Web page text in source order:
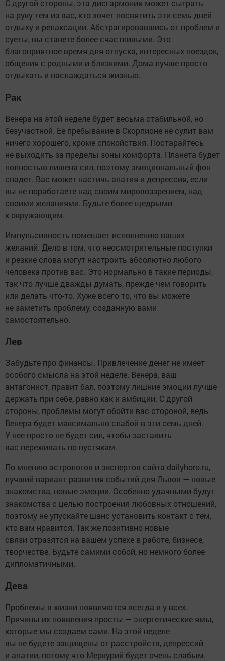
С другой стороны, эта дисгармония может сыграть
на руку тем из вас, кто хочет посвятить эти семь дней
отдыху и релаксации. Абстрагировавшись от проблем и
суеты, вы станете более счастливыми. Это
благоприятное время для отпуска, интересных поездок,
общения с родными и близкими. Дома лучше просто
отдыхать и наслаждаться жизнью.
Рак
Венера на этой неделе будет весьма стабильной, но
безучастной. Ее пребывание в Скорпионе не сулит вам
ничего хорошего, кроме спокойствия. Постарайтесь
не выходить за пределы зоны комфорта. Планета будет
полностью лишена сил, поэтому эмоциональный фон
спадет. Вас может настичь апатия и депрессия, если
вы не поработаете над своим мировоззрением, над
своими желаниями. Будьте более щедрыми
к окружающим.
Импульсивность помешает исполнению ваших
желаний. Дело в том, что неосмотрительные поступки
и резкие слова могут настроить абсолютно любого
человека против вас. Это нормально в такие периоды,
так что лучше дважды думать, прежде чем говорить
или делать что-то. Хуже всего то, что вы можете
не заметить проблему, созданную вами
самостоятельно.
Лев
Забудьте про финансы. Привлечение денег не имеет
особого смысла на этой неделе. Венера, ваш
антагонист, правит бал, поэтому лишние эмоции лучше
держать при себе, равно как и амбиции. С другой
стороны, проблемы могут обойти вас стороной, ведь
Венера будет максимально слабой в эти семь дней.
У нее просто не будет сил, чтобы заставить
вас переживать по пустякам.
По мнению астрологов и экспертов сайта dailyhoro.ru,
лучший вариант развития событий для Львов — новые
знакомства, новые эмоции. Особенно удачными будут
знакомства с целью построения любовных отношений,
поэтому не упускайте шанс установить контакт с тем,
кто вам нравится. Так же позитивно новые
связи отразятся на вашем успехе в работе, бизнесе,
творчестве. Будьте самими собой, но немного более
дипломатичными.
Дева
Проблемы в жизни появляются всегда и у всех.
Причины их появления просты — энергетические ямы,
которые мы создаем сами. На этой неделе
вы не будете защищены от расстройств, депрессий
и апатии, потому что Меркурий будет очень слабым.